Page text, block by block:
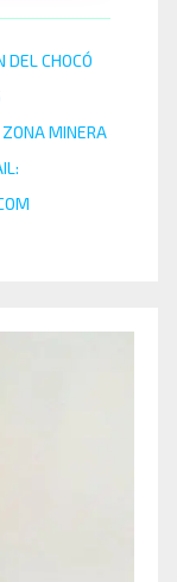
DEL CHOCÓ
ZONA MINERA